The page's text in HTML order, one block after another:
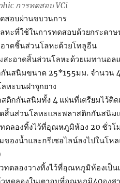
การทดสอบ VCi
สอบผ่านขบวนการ
หะที่ใช้ในการทดสอบด้วยกระดาษ
าดชิ้นส่วนโลหะด้วยโทลูอีน
สะอาดสิ้นส่วนโลหะด้วยเมทานอล
นสนิมขนาด 25*155มม. จำนวน
หะบนฝาจุกยาง
ติกกันสนิมทั้ง 4 แผ่นที่เตรียมไว้ติด
สิ้นส่วนโลหะและพลาสติกกันสนิม
ดลองทิ้งไว้ที่อุณหภูมิห้อง 20 ชั่วโ
ของน้ำและกรีเซอไลน์ลงไปในโห
ทดลองวางทิ้งไว้ที่อุณหภูมิห้องเป็น